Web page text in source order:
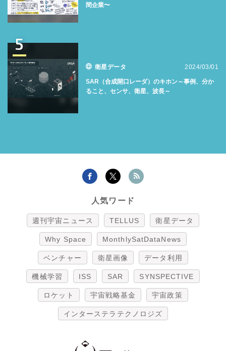
間企業〜
5
衛星データ 2024/03/01
SAR（合成開口レーダ）のキホン～事例、分か
ること、センサ、衛星、波長～
人気ワード
週刊宇宙ニュース TELLUS 衛星データ
Why Space MonthlySatDataNews
ベンチャー 衛星画像 データ利用
機械学習 ISS SAR SYNSPECTIVE
ロケット 宇宙戦略基金 宇宙政策
インターステラテクノロジズ